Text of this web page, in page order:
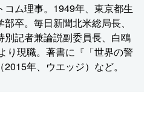
ム理事。1949年、東京都生
卒。毎日新聞北米総局長、
記者兼論説副委員長、白鴎
り現職。著書に『「世界の警
年、ウエッジ）など。